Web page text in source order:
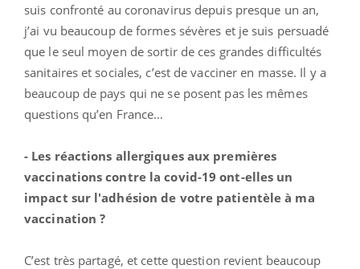
suis confronté au coronavirus depuis presque un an,
j’ai vu beaucoup de formes sévères et je suis persuadé
que le seul moyen de sortir de ces grandes difficultés
sanitaires et sociales, c’est de vacciner en masse. Il y a
beaucoup de pays qui ne se posent pas les mêmes
questions qu’en France…
- Les réactions allergiques aux premières
vaccinations contre la covid-19 ont-elles un
impact sur l'adhésion de votre patientèle à ma
vaccination ?
C’est très partagé, et cette question revient beaucoup